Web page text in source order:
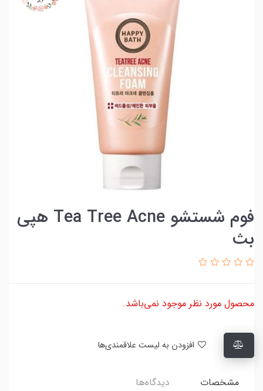
فوم شستشو Tea Tree Acne هپی
بث
محصول مورد نظر موجود نمی‌باشد.
مشخصات دیدگاه‌ها